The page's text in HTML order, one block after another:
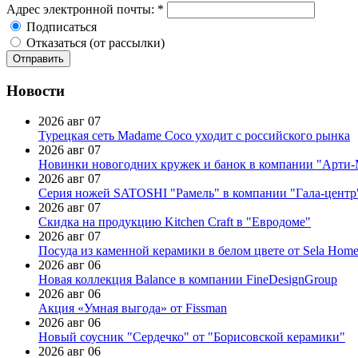
Адрес электронной почты: *
Подписаться
Отказаться (от рассылки)
Новости
2026 авг 07
Турецкая сеть Madame Coco уходит с российского рынка
2026 авг 07
Новинки новогодних кружек и банок в компании
2026 авг 07
Серия ножей SATOSHI "Рамель" в компании "Гала-
2026 авг 07
Скидка на продукцию Kitchen Craft в "Евродоме"
2026 авг 07
Посуда из каменной керамики в белом цвете от Sela Home
2026 авг 06
Новая коллекция Balance в компании FineDesignGroup
2026 авг 06
Акция «Умная выгода» от Fissman
2026 авг 06
Новый соусник "Сердечко" от "Борисовской керамики"
2026 авг 06